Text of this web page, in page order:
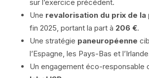
sur l’exercice précédent.
Une revalorisation du prix de la
fin 2025, portant la part à 206 €.
Une stratégie paneuropéenne
l’Espagne, les Pays-Bas et
Un engagement éco-responsable